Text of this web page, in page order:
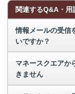
関連するQ&A・用
情報メールの受信
いですか？
マネースクエアか
きません